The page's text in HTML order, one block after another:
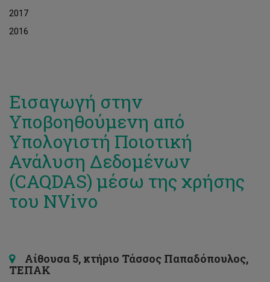
2017
2016
Εισαγωγή στην
Υποβοηθούμενη από
Υπολογιστή Ποιοτική
Ανάλυση Δεδομένων
(CAQDAS) μέσω της χρήσης
του NVivo
Αίθουσα 5, κτήριο Τάσσος Παπαδόπουλος,
ΤΕΠΑΚ